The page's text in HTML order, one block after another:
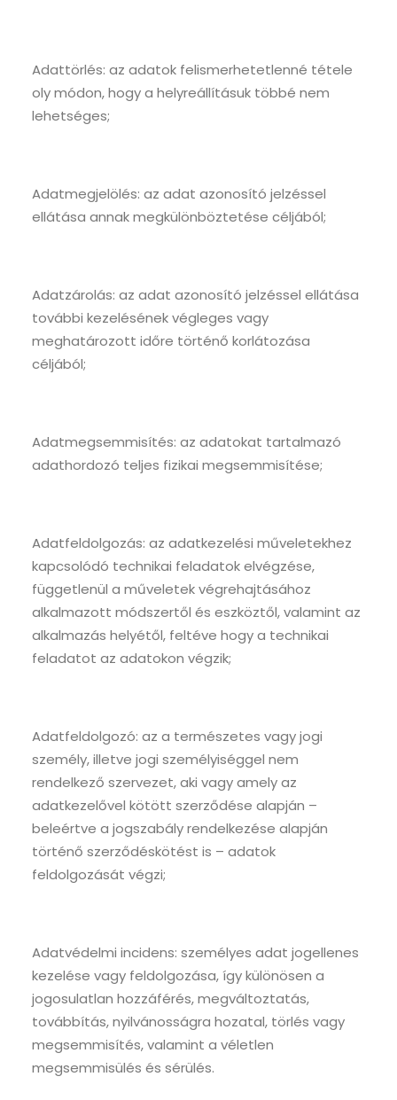
Adattörlés: az adatok felismerhetetlenné tétele
oly módon, hogy a helyreállításuk többé nem
lehetséges;
Adatmegjelölés: az adat azonosító jelzéssel
ellátása annak megkülönböztetése céljából;
Adatzárolás: az adat azonosító jelzéssel ellátása
további kezelésének végleges vagy
meghatározott időre történő korlátozása
céljából;
Adatmegsemmisítés: az adatokat tartalmazó
adathordozó teljes fizikai megsemmisítése;
Adatfeldolgozás: az adatkezelési műveletekhez
kapcsolódó technikai feladatok elvégzése,
függetlenül a műveletek végrehajtásához
alkalmazott módszertől és eszköztől, valamint az
alkalmazás helyétől, feltéve hogy a technikai
feladatot az adatokon végzik;
Adatfeldolgozó: az a természetes vagy jogi
személy, illetve jogi személyiséggel nem
rendelkező szervezet, aki vagy amely az
adatkezelővel kötött szerződése alapján –
beleértve a jogszabály rendelkezése alapján
történő szerződéskötést is – adatok
feldolgozását végzi;
Adatvédelmi incidens: személyes adat jogellenes
kezelése vagy feldolgozása, így különösen a
jogosulatlan hozzáférés, megváltoztatás,
továbbítás, nyilvánosságra hozatal, törlés vagy
megsemmisítés, valamint a véletlen
megsemmisülés és sérülés.